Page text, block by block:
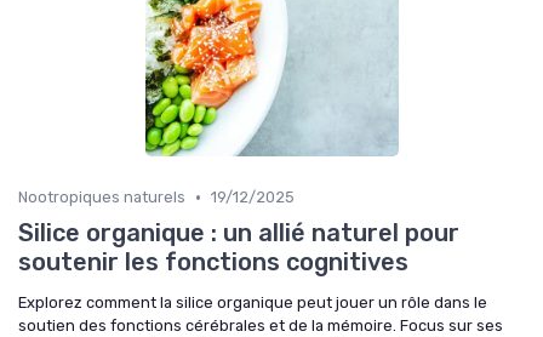
Nootropiques naturels • 19/12/2025
Silice organique : un allié naturel pour
soutenir les fonctions cognitives
Explorez comment la silice organique peut jouer un rôle dans le
soutien des fonctions cérébrales et de la mémoire. Focus sur ses